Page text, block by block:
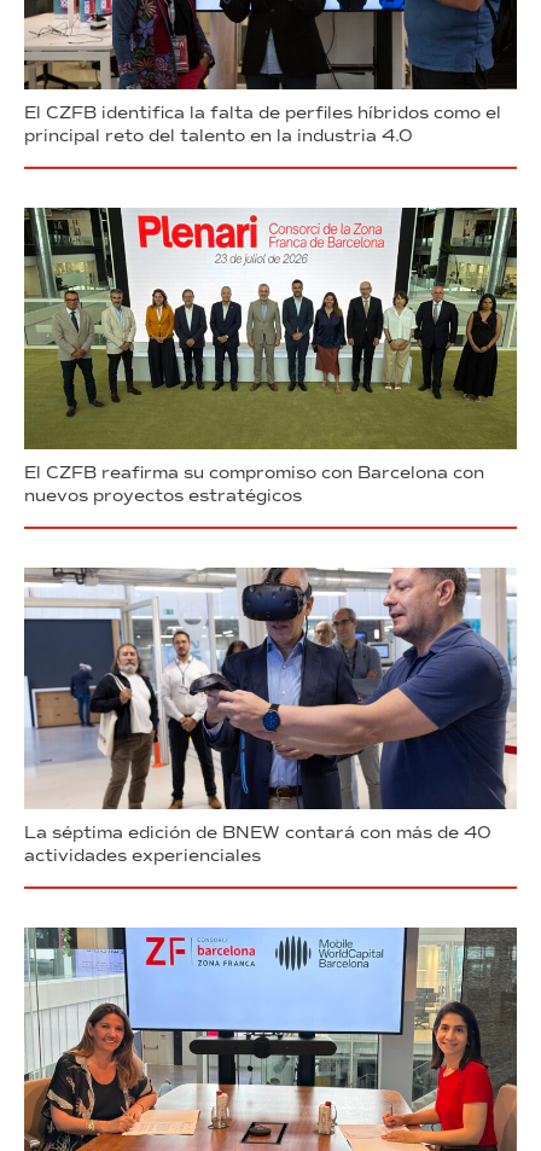
El CZFB identifica la falta de perfiles híbridos como el
principal reto del talento en la industria 4.0
El CZFB reafirma su compromiso con Barcelona con
nuevos proyectos estratégicos
La séptima edición de BNEW contará con más de 40
actividades experienciales